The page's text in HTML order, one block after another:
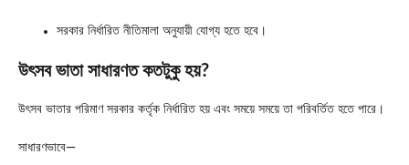
সরকার নির্ধারিত নীতিমালা অনুযায়ী যোগ্য হতে হবে।
উৎসব ভাতা সাধারণত কতটুকু হয়?
উৎসব ভাতার পরিমাণ সরকার কর্তৃক নির্ধারিত হয় এবং সময়ে সময়ে তা পরিবর্তিত হতে পারে।
সাধারণভাবে—